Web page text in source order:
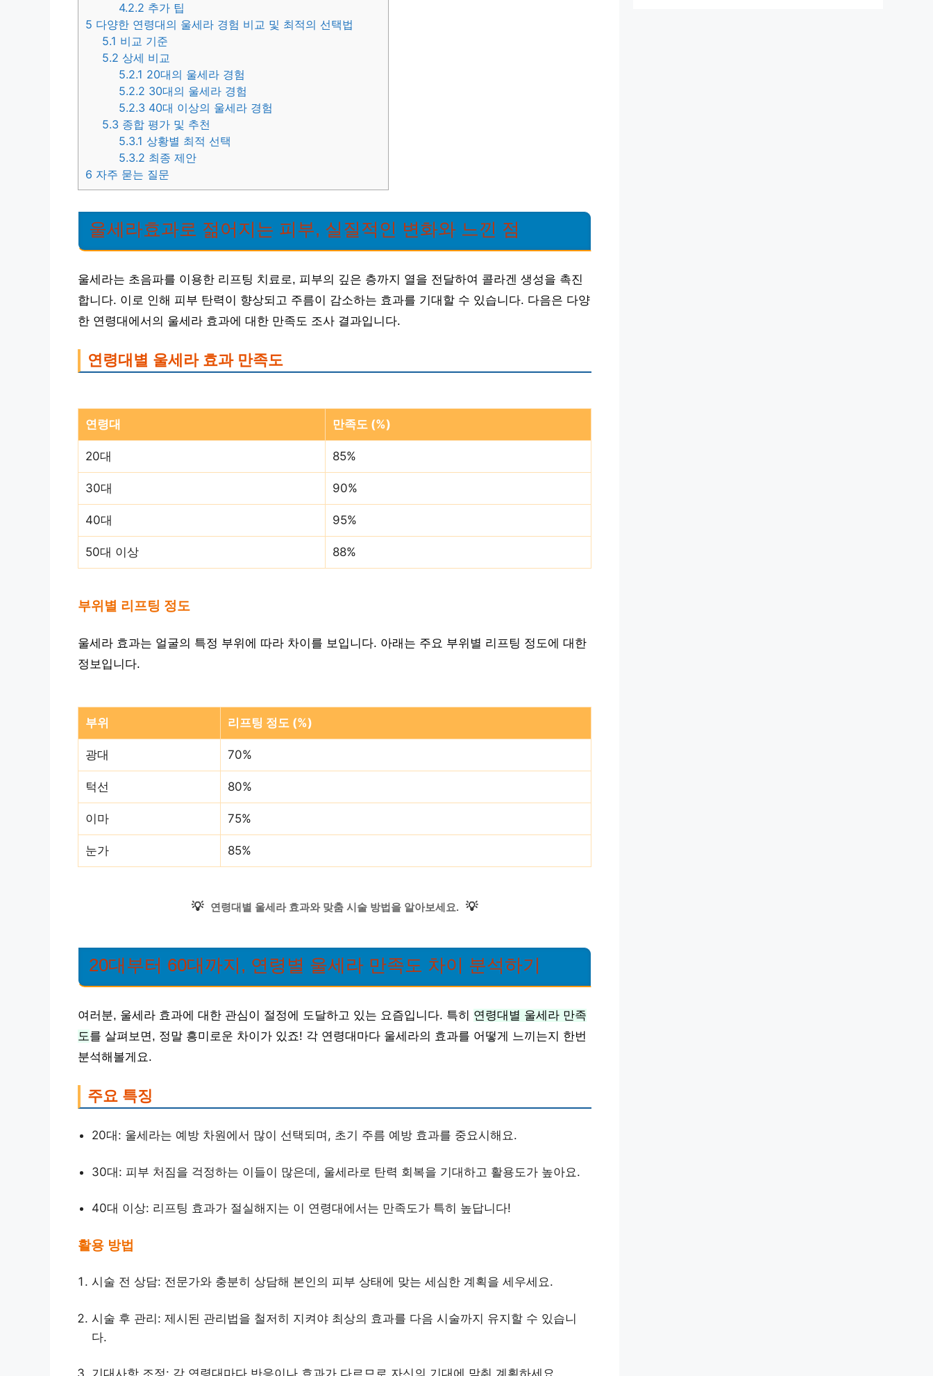
4.2.2 추가 팁
5 다양한 연령대의 울세라 경험 비교 및 최적의 선택법
5.1 비교 기준
5.2 상세 비교
5.2.1 20대의 울세라 경험
5.2.2 30대의 울세라 경험
5.2.3 40대 이상의 울세라 경험
5.3 종합 평가 및 추천
5.3.1 상황별 최적 선택
5.3.2 최종 제안
6 자주 묻는 질문
울세라효과로 젊어지는 피부, 실질적인 변화와 느낀 점
울세라는 초음파를 이용한 리프팅 치료로, 피부의 깊은 층까지 열을 전달하여 콜라겐 생성을 촉진
합니다. 이로 인해 피부 탄력이 향상되고 주름이 감소하는 효과를 기대할 수 있습니다. 다음은 다양
한 연령대에서의 울세라 효과에 대한 만족도 조사 결과입니다.
연령대별 울세라 효과 만족도
연령대 만족도 (%)
20대 85%
30대 90%
40대 95%
50대 이상 88%
부위별 리프팅 정도
울세라 효과는 얼굴의 특정 부위에 따라 차이를 보입니다. 아래는 주요 부위별 리프팅 정도에 대한
정보입니다.
부위 리프팅 정도 (%)
광대 70%
턱선 80%
이마 75%
눈가 85%
💡 연령대별 울세라 효과와 맞춤 시술 방법을 알아보세요. 💡
20대부터 60대까지, 연령별 울세라 만족도 차이 분석하기
여러분, 울세라 효과에 대한 관심이 절정에 도달하고 있는 요즘입니다. 특히 연령대별 울세라 만족
도를 살펴보면, 정말 흥미로운 차이가 있죠! 각 연령대마다 울세라의 효과를 어떻게 느끼는지 한번
분석해볼게요.
주요 특징
20대: 울세라는 예방 차원에서 많이 선택되며, 초기 주름 예방 효과를 중요시해요.
30대: 피부 처짐을 걱정하는 이들이 많은데, 울세라로 탄력 회복을 기대하고 활용도가 높아요.
40대 이상: 리프팅 효과가 절실해지는 이 연령대에서는 만족도가 특히 높답니다!
활용 방법
시술 전 상담: 전문가와 충분히 상담해 본인의 피부 상태에 맞는 세심한 계획을 세우세요.
시술 후 관리: 제시된 관리법을 철저히 지켜야 최상의 효과를 다음 시술까지 유지할 수 있습니
다.
기대사항 조정: 각 연령대마다 반응이나 효과가 다르므로 자신의 기대에 맞춰 계획하세요.